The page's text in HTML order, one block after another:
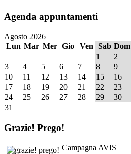
Agenda appuntamenti
Agosto 2026
Lun Mar Mer Gio Ven Sab Dom
1
2
3
4 5 6 7 8
9
10
11 12 13 14 15
16
17
18 19 20 21 22
23
24
25 26 27 28 29
30
31
Grazie! Prego!
Campagna AVIS